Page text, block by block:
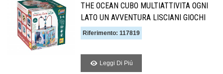
THE OCEAN CUBO MULTIATTIVITA OGNI
LATO UN AVVENTURA LISCIANI GIOCHI
Riferimento: 117819
Leggi Di Piú